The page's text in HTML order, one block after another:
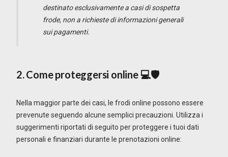
destinato esclusivamente a casi di sospetta
frode, non a richieste di informazioni generali
sui pagamenti.
2. Come proteggersi online 💻🛡️
Nella maggior parte dei casi, le frodi online possono essere
prevenute seguendo alcune semplici precauzioni. Utilizza i
suggerimenti riportati di seguito per proteggere i tuoi dati
personali e finanziari durante le prenotazioni online: